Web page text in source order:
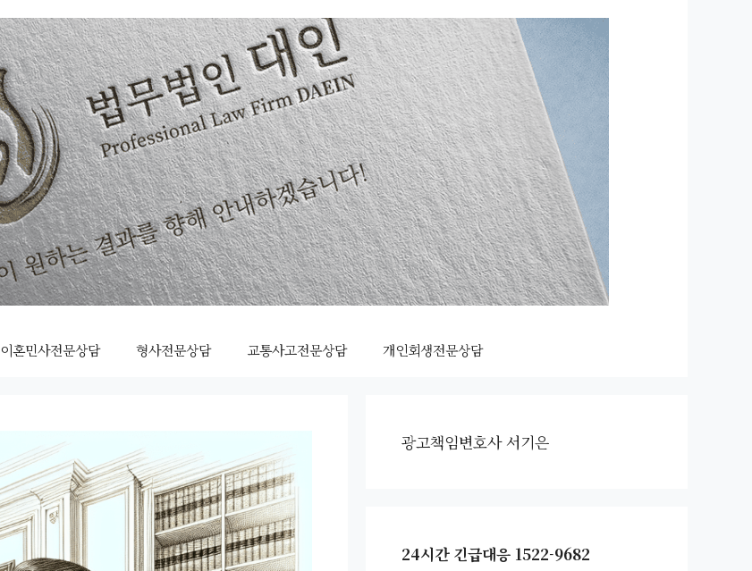
이혼민사전문상담 형사전문상담 교통사고전문상담 개인회생전문상담
광고책임변호사 서기은
24시간 긴급대응 1522-9682